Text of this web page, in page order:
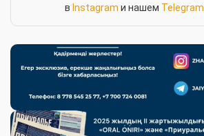
в Instagram и нашем Telegram